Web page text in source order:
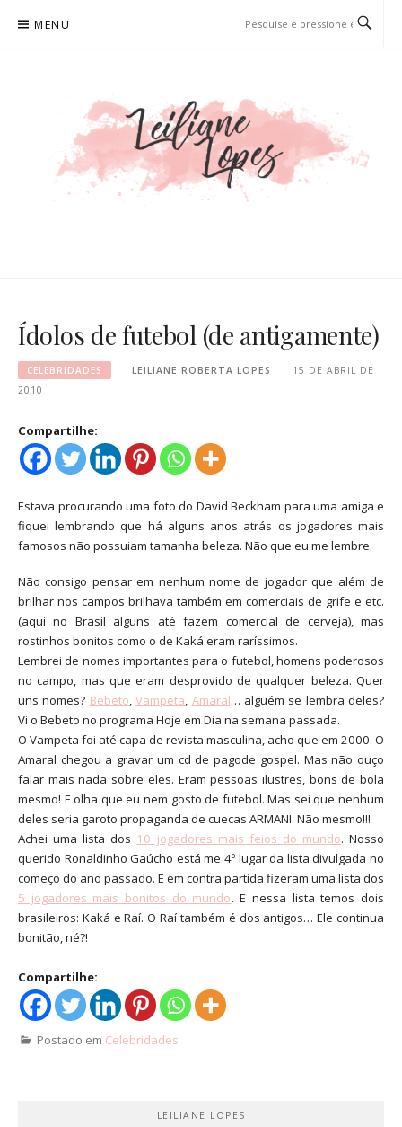
para
MENU
Ídolos de futebol (de antigamente)
CELEBRIDADES LEILIANE ROBERTA LOPES
15 DE ABRIL DE
2010
Compartilhe:
Estava procurando uma foto do David Beckham para uma amiga e
fiquei lembrando que há alguns anos atrás os jogadores mais
famosos não possuiam tamanha beleza. Não que eu me lembre.
Não consigo pensar em nenhum nome de jogador que além de
brilhar nos campos brilhava também em comerciais de grife e etc.
(aqui no Brasil alguns até fazem comercial de cerveja), mas
rostinhos bonitos como o de Kaká eram raríssimos.
Lembrei de nomes importantes para o futebol, homens poderosos
no campo, mas que eram desprovido de qualquer beleza. Quer
uns nomes? Bebeto,Vampeta, Amaral… alguém se lembra deles?
Vi o Bebeto no programa Hoje em Dia na semana passada.
O Vampeta foi até capa de revista masculina, acho que em 2000. O
Amaral chegou a gravar um cd de pagode gospel. Mas não ouço
falar mais nada sobre eles. Eram pessoas ilustres, bons de bola
mesmo! E olha que eu nem gosto de futebol. Mas sei que nenhum
deles seria garoto propaganda de cuecas ARMANI. Não mesmo!!!
Achei uma lista dos 10 jogadores mais feios do mundo. Nosso
querido Ronaldinho Gaúcho está me 4º lugar da lista divulgada no
começo do ano passado. E em contra partida fizeram uma lista dos
5 jogadores mais bonitos do mundo. E nessa lista temos dois
brasileiros: Kaká e Raí. O Raí também é dos antigos… Ele continua
bonitão, né?!
Compartilhe:
Postado em Celebridades
LEILIANE LOPES